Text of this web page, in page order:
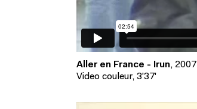
Aller en France - Irun, 2007
Video couleur, 3'37'